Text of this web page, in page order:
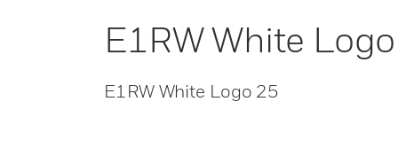
E1RW White
E1RW White Logo 25